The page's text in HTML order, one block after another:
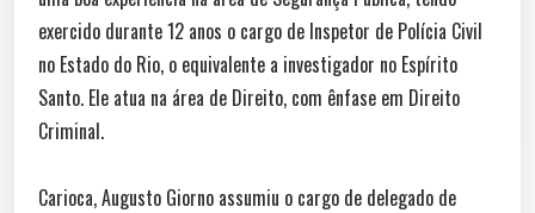
exercido durante 12 anos o cargo de Inspetor de Polícia Civil
no Estado do Rio, o equivalente a investigador no Espírito
Santo. Ele atua na área de Direito, com ênfase em Direito
Criminal.
Carioca, Augusto Giorno assumiu o cargo de delegado de